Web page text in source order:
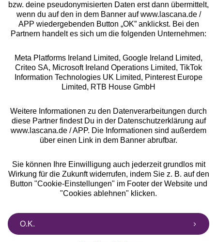
Rechtliches
Alle Preise inkl. MwSt., zzgl.
Versandkosten
** Bonität vorausgesetzt, berechtigt zur Bonitätsprüfung
bzw. deine pseudonymisierten Daten erst dann übermittelt,
wenn du auf den in dem Banner auf www.lascana.de /
APP wiedergebenden Button „OK” anklickst. Bei den
Partnern handelt es sich um die folgenden Unternehmen:
Meta Platforms Ireland Limited, Google Ireland Limited,
Criteo SA, Microsoft Ireland Operations Limited, TikTok
Information Technologies UK Limited, Pinterest Europe
Limited, RTB House GmbH
Weitere Informationen zu den Datenverarbeitungen durch
diese Partner findest Du in der Datenschutzerklärung auf
www.lascana.de / APP. Die Informationen sind außerdem
über einen Link in dem Banner abrufbar.
Sie können Ihre Einwilligung auch jederzeit grundlos mit
Wirkung für die Zukunft widerrufen, indem Sie z. B. auf den
Button "Cookie-Einstellungen" im Footer der Website und
"Cookies ablehnen" klicken.
O.K.